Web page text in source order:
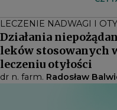
niektórych
klinicznych
włączenie
2
każdy lek
LECZENIE NADWAGI I
Działania
leków stosowanych
leczeniu otyłości
dr n. farm. Radosław